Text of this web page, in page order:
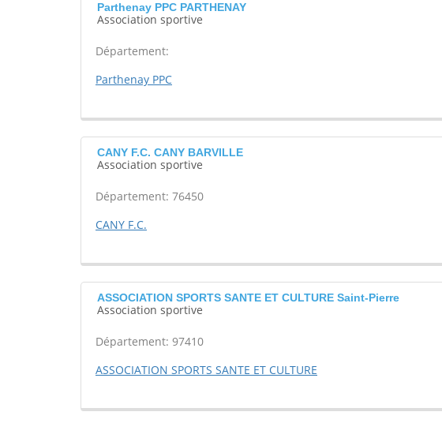
Parthenay PPC PARTHENAY
Association sportive
Département:
Parthenay PPC
CANY F.C. CANY BARVILLE
Association sportive
Département: 76450
CANY F.C.
ASSOCIATION SPORTS SANTE ET CULTURE Saint-Pierre
Association sportive
Département: 97410
ASSOCIATION SPORTS SANTE ET CULTURE